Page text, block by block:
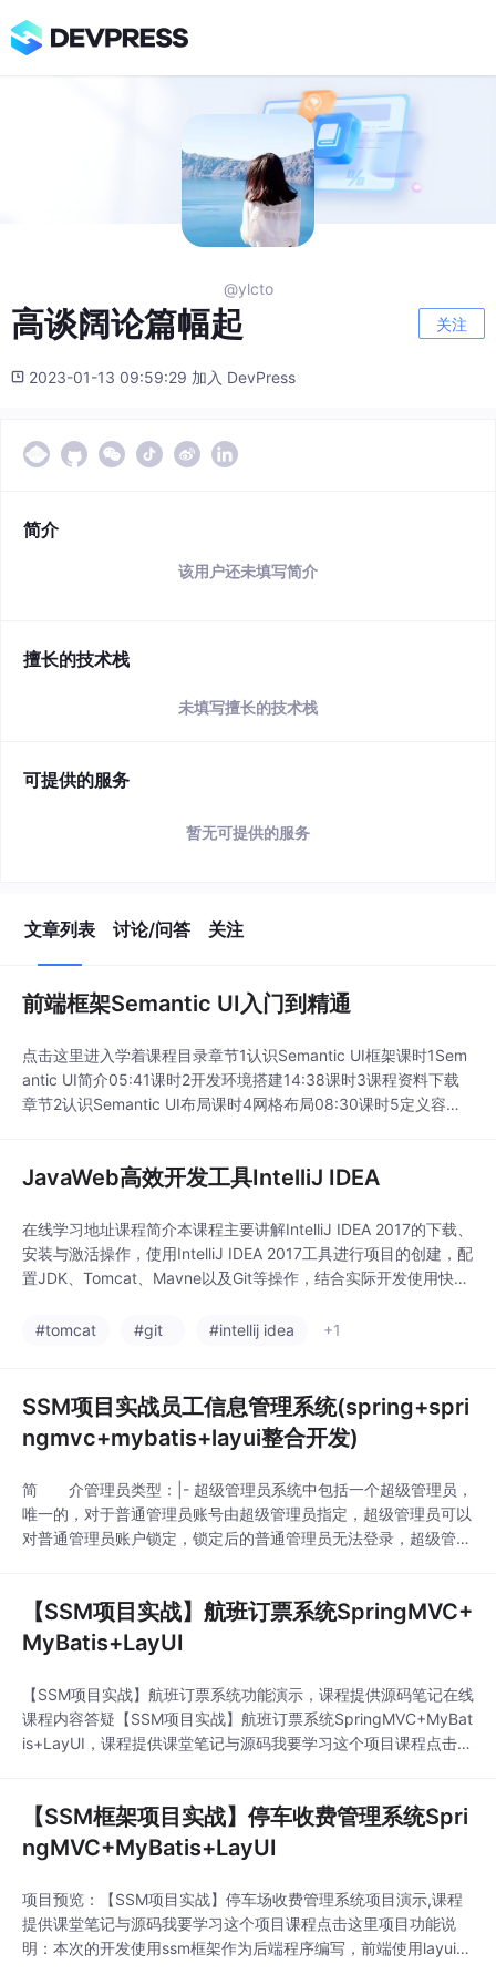
@ylcto
高谈阔论篇幅起 关注
2023-01-13 09:59:29 加入 DevPress
简介
该用户还未填写简介
擅长的技术栈
未填写擅长的技术栈
可提供的服务
暂无可提供的服务
文章列表 讨论/问答 关注
前端框架Semantic UI入门到精通
点击这里进入学着课程目录章节1认识Semantic UI框架课时1Sem
antic UI简介05:41课时2开发环境搭建14:38课时3课程资料下载
章节2认识Semantic UI布局课时4网格布局08:30课时5定义容器0
JavaWeb高效开发工具IntelliJ IDEA
在线学习地址课程简介本课程主要讲解IntelliJ IDEA 2017的下载、
安装与激活操作，使用IntelliJ IDEA 2017工具进行项目的创建，配
置JDK、Tomcat、Mavne以及Git等操作，结合实际开发使用快捷
elli#tomcat #git #intellij idea +1
SSM项目实战员工信息管理系统(spring+spri
ngmvc+mybatis+layui整合开发)
简 介管理员类型：|- 超级管理员系统中包括一个超级管理员，
唯一的，对于普通管理员账号由超级管理员指定，超级管理员可以
对普通管理员账户锁定，锁定后的普通管理员无法登录，超级管理
行。。。。01、项目开发准备【录播】项目功能演示与说明(7分
钟) 免费试学【录播】项目开发...
【SSM项目实战】航班订票系统SpringMVC+
MyBatis+LayUI
【SSM项目实战】航班订票系统功能演示，课程提供源码笔记在线
课程内容答疑【SSM项目实战】航班订票系统SpringMVC+MyBat
is+LayUI，课程提供课堂笔记与源码我要学习这个项目课程点击这
8.x(云数据库)。使用的开发版本：JDK 11(oracle
【SSM框架项目实战】停车收费管理系统Spri
ngMVC+MyBatis+LayUI
项目预览：【SSM项目实战】停车场收费管理系统项目演示,课程
提供课堂笔记与源码我要学习这个项目课程点击这里项目功能说
明：本次的开发使用ssm框架作为后端程序编写，前端使用layui框